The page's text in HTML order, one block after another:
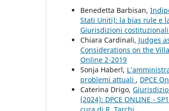
Benedetta Barbisan,
Stati Uniti): la bias rule e
Giurisdizioni
Chiara Cardinali, Judges
Considerations on the
Online 2-2019
Sonja Haberl,
problemi attuali , DPCE
Caterina Drigo,
(2024): DPCE ONLINE -